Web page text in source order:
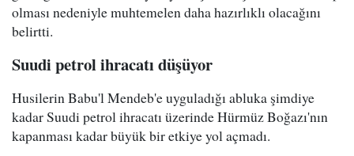
olması nedeniyle muhtemelen daha hazırlıklı olacağını
belirtti.
Suudi petrol ihracatı düşüyor
Husilerin Babu'l Mendeb'e uyguladığı abluka şimdiye
kadar Suudi petrol ihracatı üzerinde Hürmüz Boğazı'nın
kapanması kadar büyük bir etkiye yol açmadı.